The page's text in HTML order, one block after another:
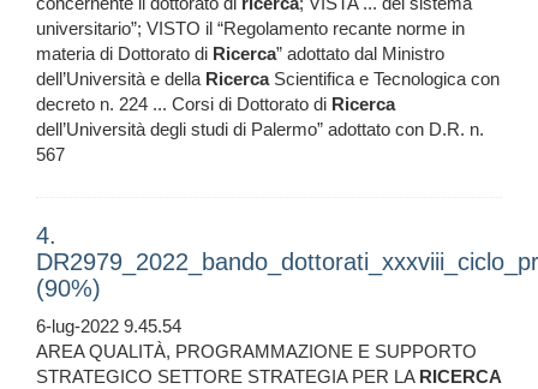
universitario”; VISTO il “Regolamento recante norme in
materia di Dottorato di Ricerca” adottato dal Ministro
dell’Università e della RicercaScientifica e Tecnologica con
decreto n. 224 ... Corsi di Dottorato di Ricerca
dell’Università degli studi di Palermo” adottato con D.R. n.
567
4.
(90%)
6-lug-2022 9.45.54
AREA QUALITÀ, PROGRAMMAZIONE E SUPPORTO
STRATEGICO SETTORE STRATEGIA PER LA RICERCA